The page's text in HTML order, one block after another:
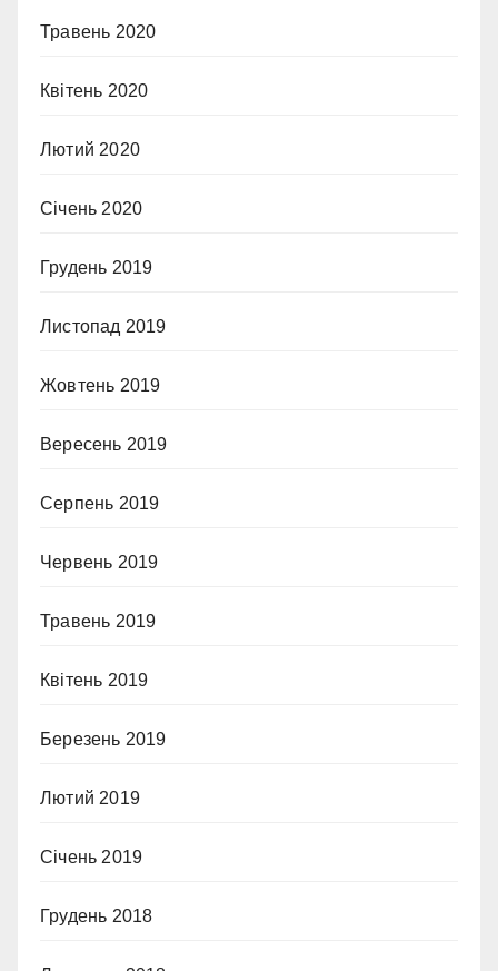
Травень 2020
Квітень 2020
Лютий 2020
Січень 2020
Грудень 2019
Листопад 2019
Жовтень 2019
Вересень 2019
Серпень 2019
Червень 2019
Травень 2019
Квітень 2019
Березень 2019
Лютий 2019
Січень 2019
Грудень 2018